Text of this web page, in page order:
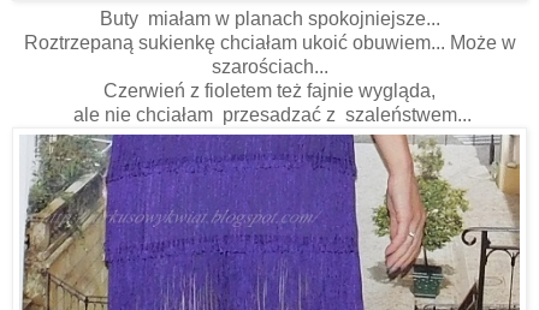
Buty miałam w planach spokojniejsze...
Roztrzepaną sukienkę chciałam ukoić obuwiem... Może w
szarościach...
Czerwień z fioletem też fajnie wygląda,
ale nie chciałam przesadzać z szaleństwem...